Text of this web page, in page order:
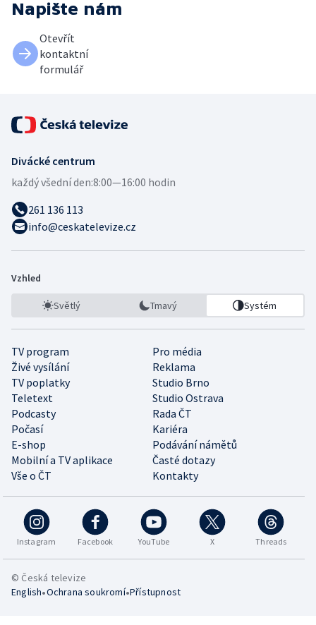
Napište nám
Otevřít
kontaktní
formulář
Divácké centrum
každý všední den:8:00—16:00 hodin
261 136 113
info@ceskatelevize.cz
Vzhled
Světlý Tmavý Systém
TV program
Pro média
Živé vysílání
Reklama
TV poplatky
Studio Brno
Teletext
Studio Ostrava
Podcasty
Rada ČT
Počasí
Kariéra
E-shop
Podávání námětů
Mobilní a TV aplikace
Časté dotazy
Vše o ČT
Kontakty
Instagram Facebook YouTube X Threads
© Česká televize
English•Ochrana soukromí•Přístupnost